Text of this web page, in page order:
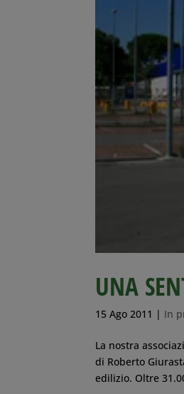
UNA
15 Ago 2011 | In
La nostra
di Roberto
edilizio. Oltre